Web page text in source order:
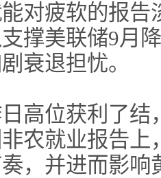
对疲软的报
撑美联储9月
衰退担忧。
位获利了结
农就业报告
，并进而影